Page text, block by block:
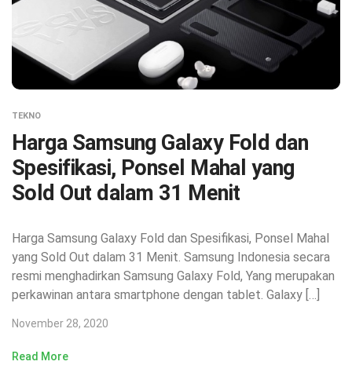
TEKNO
Harga Samsung Galaxy Fold dan
Spesifikasi, Ponsel Mahal yang
Sold Out dalam 31 Menit
Harga Samsung Galaxy Fold dan Spesifikasi, Ponsel Mahal
yang Sold Out dalam 31 Menit. Samsung Indonesia secara
resmi menghadirkan Samsung Galaxy Fold, Yang merupakan
perkawinan antara smartphone dengan tablet. Galaxy […]
November 28, 2020
Read More